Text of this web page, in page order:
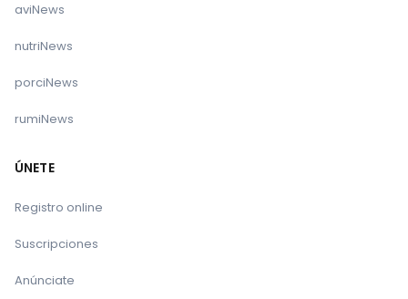
aviNews
nutriNews
porciNews
rumiNews
ÚNETE
Registro online
Suscripciones
Anúnciate